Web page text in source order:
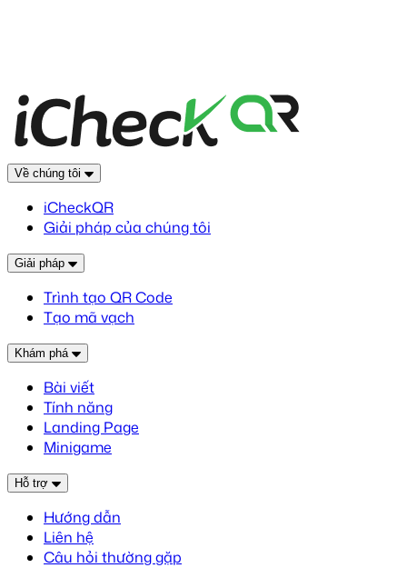
Về chúng tôi
iCheckQR
Giải pháp của chúng tôi
Giải pháp
Trình tạo QR Code
Tạo mã vạch
Khám phá
Bài viết
Tính năng
Landing Page
Minigame
Hỗ trợ
Hướng dẫn
Liên hệ
Câu hỏi thường gặp